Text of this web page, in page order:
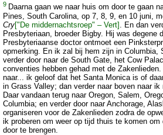
9 Daarna gaan we naar huis om door te gaan
Pines, South Carolina, op 7, 8, 9, en 10 juni,
Cry["De middernachtsroep" – Vert] . En dan
Presbyteriaan, broeder Bigby. Hij was degene
Presbyteriaanse doctor ontmoet een
opmerking. En ik zal bij hem zijn in Columbia,
verder door naar de South Gate, het Cow
conventies hebben gehad met de
naar... ik geloof dat het Santa Monica is of
in Grass Valley; dan verder naar boven naar ik
Daar vandaan terug naar Oregon, Salem,
Columbia; en verder door naar Anchorage,
organiseren voor de Zakenlieden zodra de
ik proberen om weer op tijd thuis te komen
door te brengen.